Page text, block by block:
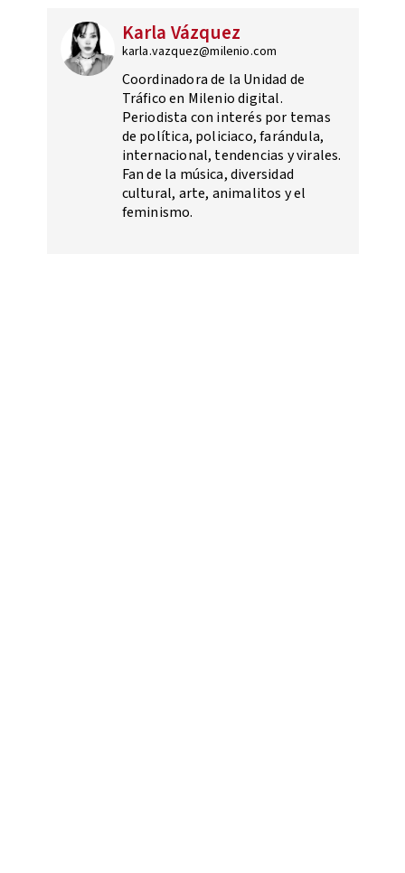
Karla Vázquez
karla.vazquez@milenio.com
Coordinadora de la Unidad de
Tráfico en Milenio digital.
Periodista con interés por temas
de política, policiaco, farándula,
internacional, tendencias y virales.
Fan de la música, diversidad
cultural, arte, animalitos y el
feminismo.